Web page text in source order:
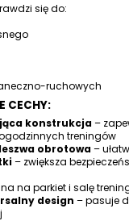
się do:
ruchowych
CECHY:
konstrukcja–
treningów
obrotowa–
– zwiększa
na parkiet i salę
design – pasuje